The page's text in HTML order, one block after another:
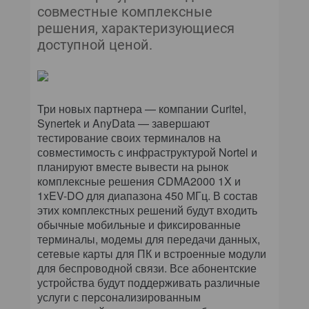
совместные комплексные
решения, характеризующиеся
доступной ценой.
Три новых партнера — компании Curitel,
Synertek и AnyData — завершают
тестирование своих терминалов на
совместимость с инфраструктурой Nortel и
планируют вместе вывести на рынок
комплексные решения CDMA2000 1X и
1xEV-DO для диапазона 450 МГц. В состав
этих комплекстных решений будут входить
обычные мобильные и фиксированные
терминалы, модемы для передачи данных,
сетевые карты для ПК и встроенные модули
для беспроводной связи. Все абонентские
устройства будут поддерживать различные
услуги с персонализированным